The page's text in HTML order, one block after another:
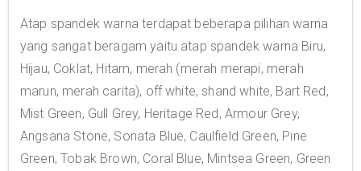
Atap spandek warna terdapat beberapa pilihan warna
yang sangat beragam yaitu atap spandek warna Biru,
Hijau, Coklat, Hitam, merah (merah merapi, merah
marun, merah carita), off white, shand white, Bart Red,
Mist Green, Gull Grey, Heritage Red, Armour Grey,
Angsana Stone, Sonata Blue, Caulfield Green, Pine
Green, Tobak Brown, Coral Blue, Mintsea Green, Green